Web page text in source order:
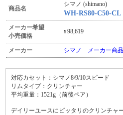
商品名
シマノ (shimano)
WH-RS80-C50-CL
メーカー希望
小売価格
¥98,619
メーカー シマノ メーカー商
対応カセット：シマノ8/9/10スピード
リムタイプ：クリンチャー
平均重量：1521g（前後ペア）
デイリーユースにピッタリのクリンチャ